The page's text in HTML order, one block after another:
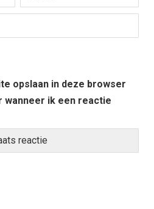
opslaan in deze browser
ik een reactie